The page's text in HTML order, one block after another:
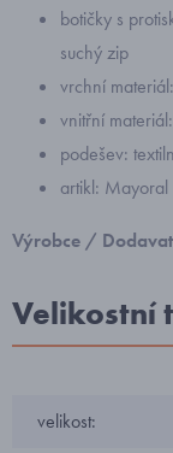
botičky s
suchý zip
vrchní
vnitřní
podešev:
artikl:
Výrobce /
Velikostní
velikost: